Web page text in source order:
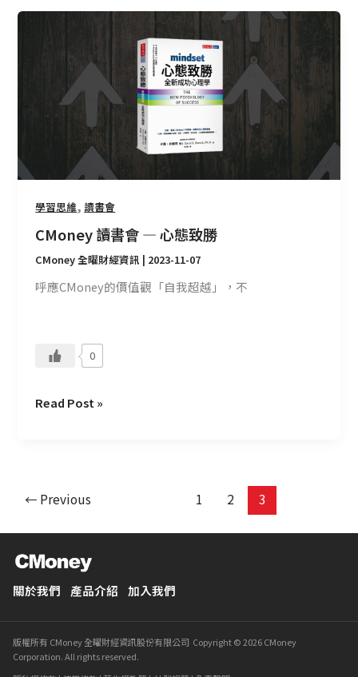
學習思維,讀書會
CMoney 讀書會 — 心態致勝
CMoney 全曜財經資訊 | 2023-11-07
呼應CMoney的價值觀「自我超越」，不
0
Read Post »
← Previous 1 2 3
關於我們 產品介紹 加入我們
版權所有 CMoney 全曜財經資訊股份有限公司 Copyright © 2026 CMoney
Corporation. All rights reserved.